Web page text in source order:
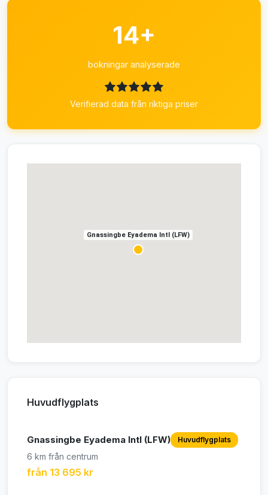
14+
bokningar analyserade
Verifierad data från riktiga priser
Gnassingbe Eyadema Intl (LFW)
Huvudflygplats
Gnassingbe Eyadema Intl (LFW) Huvudflygplats
6 km från centrum
från 13 695 kr